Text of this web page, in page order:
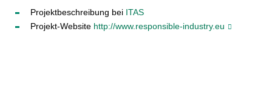
Projektbeschreibung bei ITAS
Projekt-Website http://www.responsible-industry.eu